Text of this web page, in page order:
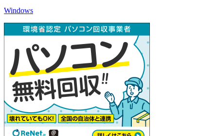
Windows